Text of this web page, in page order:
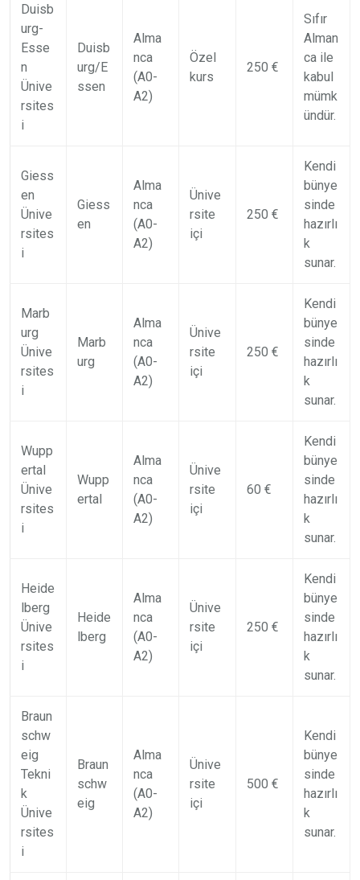
Duisb
urg-
Esse
n
Ünive
rsites
i
Duisb
urg/E
ssen
Alma
nca
(A0-
A2)
Özel
kurs
250 €
Sıfır
Alman
ca ile
kabul
mümk
ündür.
Giess
en
Ünive
rsites
i
Giess
en
Alma
nca
(A0-
A2)
Ünive
rsite
içi
250 €
Kendi
bünye
sinde
hazırlı
k
sunar.
Marb
urg
Ünive
rsites
i
Marb
urg
Alma
nca
(A0-
A2)
Ünive
rsite
içi
250 €
Kendi
bünye
sinde
hazırlı
k
sunar.
Wupp
ertal
Ünive
rsites
i
Wupp
ertal
Alma
nca
(A0-
A2)
Ünive
rsite
içi
60 €
Kendi
bünye
sinde
hazırlı
k
sunar.
Heide
lberg
Ünive
rsites
i
Heide
lberg
Alma
nca
(A0-
A2)
Ünive
rsite
içi
250 €
Kendi
bünye
sinde
hazırlı
k
sunar.
Braun
schw
eig
Tekni
k
Ünive
rsites
i
Braun
schw
eig
Alma
nca
(A0-
A2)
Ünive
rsite
içi
500 €
Kendi
bünye
sinde
hazırlı
k
sunar.